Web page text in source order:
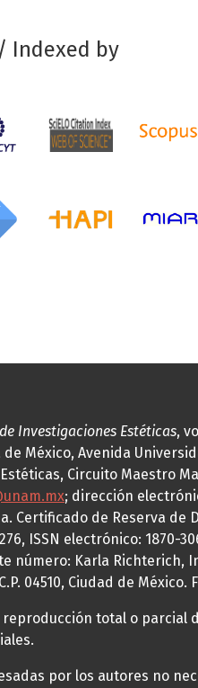
Indexed by
Investigaciones Estéticas,
México, Avenida
Circuito Maestro
; dirección
Certificado de Reserva de
ISSN electrónico:
número: Karla Richterich,
04510, Ciudad de
total o parcial
por los autores no